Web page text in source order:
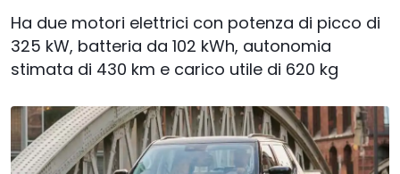
Ha due motori elettrici con potenza di picco di
325 kW, batteria da 102 kWh, autonomia
stimata di 430 km e carico utile di 620 kg